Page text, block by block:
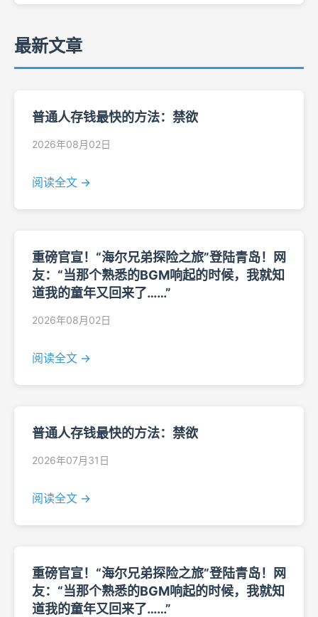
最新文章
普通人存钱最快的方法：禁欲
2026年08月02日
阅读全文 →
重磅官宣！“海尔兄弟探险之旅”登陆青岛！网
友：“当那个熟悉的BGM响起的时候，我就知
道我的童年又回来了……”
2026年08月02日
阅读全文 →
普通人存钱最快的方法：禁欲
2026年07月31日
阅读全文 →
重磅官宣！“海尔兄弟探险之旅”登陆青岛！网
友：“当那个熟悉的BGM响起的时候，我就知
道我的童年又回来了……”